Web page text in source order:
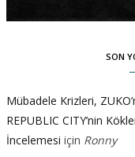
SON
Mübadele Krizleri,
REPUBLIC CITY’nin
İncelemesi için Ronny